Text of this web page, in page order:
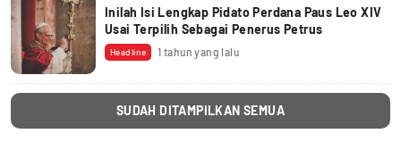
Inilah Isi Lengkap Pidato Perdana Paus Leo XIV
Usai Terpilih Sebagai Penerus Petrus
Headline 1 tahun yang lalu
SUDAH DITAMPILKAN SEMUA